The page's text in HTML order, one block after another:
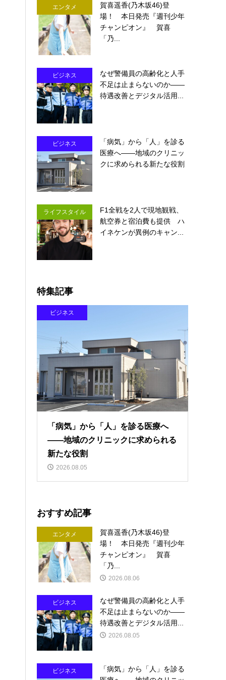
エンタメ
賀喜遥香(乃木坂46)登
場！ 本日発売『週刊少年
チャンピオン』 賀喜
「乃...
ビジネス
なぜ警備員の高齢化と人手
不足は止まらないのか――
待遇改善とデジタル活用...
ビジネス
「病気」から「人」を診る
医療へ――地域のクリニッ
クに求められる新たな役割
ライフスタイル
F1全戦を2人で現地観戦、
航空券と宿泊費も提供 ハ
イネケンが異例のキャン...
特集記事
ビジネス
「病気」から「人」を診る医療へ
――地域のクリニックに求められる
新たな役割
2026.08.05
おすすめ記事
エンタメ
賀喜遥香(乃木坂46)登
場！ 本日発売『週刊少年
チャンピオン』 賀喜
「乃...
2026.08.06
ビジネス
なぜ警備員の高齢化と人手
不足は止まらないのか――
待遇改善とデジタル活用...
2026.08.05
ビジネス
「病気」から「人」を診る